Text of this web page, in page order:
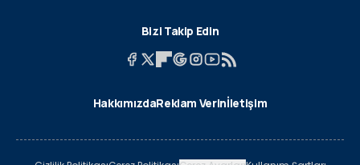
Bizi Takip Edin
HakkımızdaReklam Verinİletişim